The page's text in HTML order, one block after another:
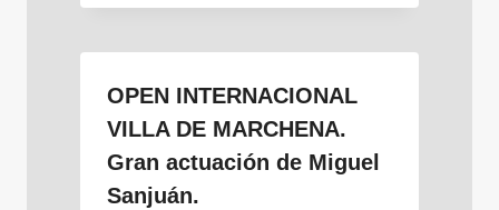
OPEN INTERNACIONAL
VILLA DE MARCHENA.
Gran actuación de Miguel
Sanjuán.